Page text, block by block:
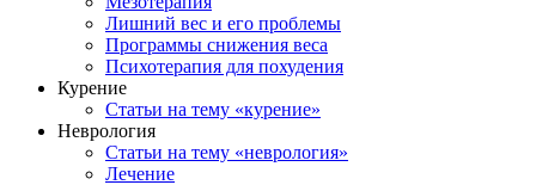
Лишний вес и его проблемы
Программы снижения веса
Психотерапия для похудения
Курение
Статьи на тему «курение»
Неврология
Статьи на тему «неврология»
Лечение